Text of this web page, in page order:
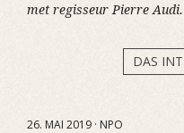
met regisseur Pierre Audi.
DAS
26. MAI 2019 · NPO